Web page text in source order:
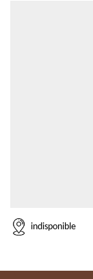
indisponible